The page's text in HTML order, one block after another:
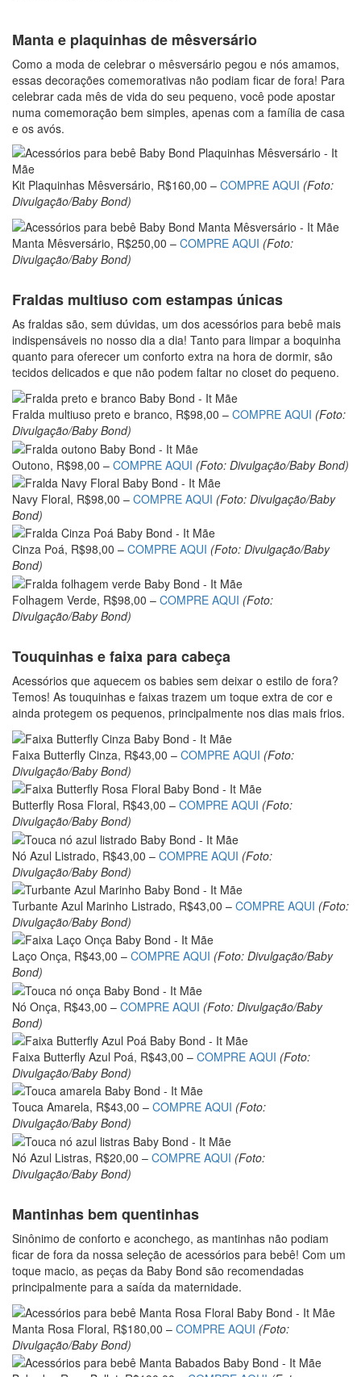
Manta e plaquinhas de mêsversário
Como a moda de celebrar o mêsversário pegou e nós amamos,
essas decorações comemorativas não podiam ficar de fora! Para
celebrar cada mês de vida do seu pequeno, você pode apostar
numa comemoração bem simples, apenas com a família de casa
e os avós.
Kit Plaquinhas Mêsversário, R$160,00 – COMPRE AQUI (Foto:
Divulgação/Baby Bond)
Manta Mêsversário, R$250,00 – COMPRE AQUI (Foto:
Divulgação/Baby Bond)
Fraldas multiuso com estampas únicas
As fraldas são, sem dúvidas, um dos acessórios para bebê mais
indispensáveis no nosso dia a dia! Tanto para limpar a boquinha
quanto para oferecer um conforto extra na hora de dormir, são
tecidos delicados e que não podem faltar no closet do pequeno.
Fralda multiuso preto e branco, R$98,00 – COMPRE AQUI (Foto:
Divulgação/Baby Bond)
Outono, R$98,00 – COMPRE AQUI (Foto: Divulgação/Baby Bond)
Navy Floral, R$98,00 – COMPRE AQUI (Foto: Divulgação/Baby
Bond)
Cinza Poá, R$98,00 – COMPRE AQUI (Foto: Divulgação/Baby
Bond)
Folhagem Verde, R$98,00 – COMPRE AQUI (Foto:
Divulgação/Baby Bond)
Touquinhas e faixa para cabeça
Acessórios que aquecem os babies sem deixar o estilo de fora?
Temos! As touquinhas e faixas trazem um toque extra de cor e
ainda protegem os pequenos, principalmente nos dias mais frios.
Faixa Butterfly Cinza, R$43,00 – COMPRE AQUI (Foto:
Divulgação/Baby Bond)
Butterfly Rosa Floral, R$43,00 – COMPRE AQUI (Foto:
Divulgação/Baby Bond)
Nó Azul Listrado, R$43,00 – COMPRE AQUI (Foto:
Divulgação/Baby Bond)
Turbante Azul Marinho Listrado, R$43,00 – COMPRE AQUI (Foto:
Divulgação/Baby Bond)
Laço Onça, R$43,00 – COMPRE AQUI (Foto: Divulgação/Baby
Bond)
Nó Onça, R$43,00 – COMPRE AQUI (Foto: Divulgação/Baby
Bond)
Faixa Butterfly Azul Poá, R$43,00 – COMPRE AQUI (Foto:
Divulgação/Baby Bond)
Touca Amarela, R$43,00 – COMPRE AQUI (Foto:
Divulgação/Baby Bond)
Nó Azul Listras, R$20,00 – COMPRE AQUI (Foto:
Divulgação/Baby Bond)
Mantinhas bem quentinhas
Sinônimo de conforto e aconchego, as mantinhas não podiam
ficar de fora da nossa seleção de acessórios para bebê! Com um
toque macio, as peças da Baby Bond são recomendadas
principalmente para a saída da maternidade.
Manta Rosa Floral, R$180,00 – COMPRE AQUI (Foto:
Divulgação/Baby Bond)